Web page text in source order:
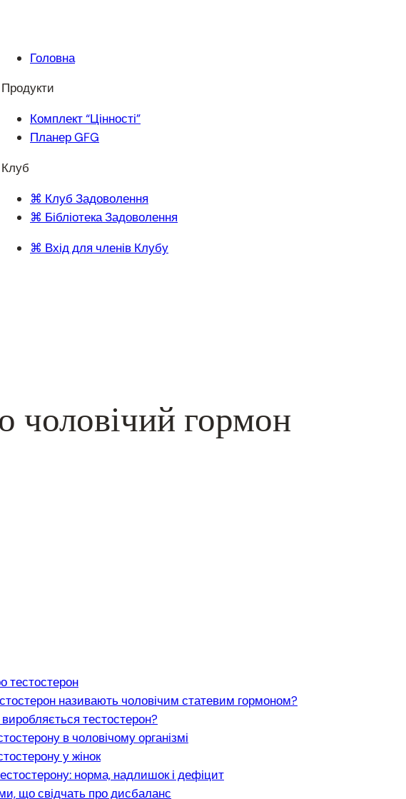
Головна
Продукти
Комплект “Цінності”
Планер GFG
Клуб
⌘ Клуб Задоволення
⌘ Бібліотека Задоволення
⌘ Вхід для членів Клубу
чоловічий гормон
тестостерон
називають чоловічим статевим гормоном?
тестостерон?
в чоловічому організмі
у жінок
норма, надлишок і дефіцит
що свідчать про дисбаланс